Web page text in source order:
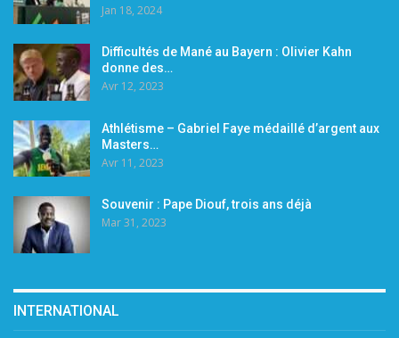
Jan 18, 2024
Difficultés de Mané au Bayern : Olivier Kahn
donne des…
Avr 12, 2023
Athlétisme – Gabriel Faye médaillé d’argent aux
Masters…
Avr 11, 2023
Souvenir : Pape Diouf, trois ans déjà
Mar 31, 2023
INTERNATIONAL